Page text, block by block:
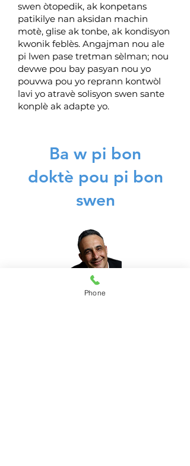
swen òtopedik, ak konpetans
patikilye nan aksidan machin
motè, glise ak tonbe, ak kondisyon
kwonik feblès. Angajman nou ale
pi lwen pase tretman sèlman; nou
devwe pou bay pasyan nou yo
pouvwa pou yo reprann kontwòl
lavi yo atravè solisyon swen sante
konplè ak adapte yo.
Ba w pi bon
doktè pou pi bon
swen
Phone